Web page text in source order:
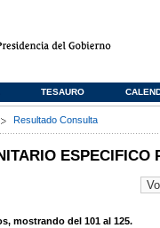
TESAURO
Resultado Consulta
ESPECIFICO
mostrando del 101 al 125.